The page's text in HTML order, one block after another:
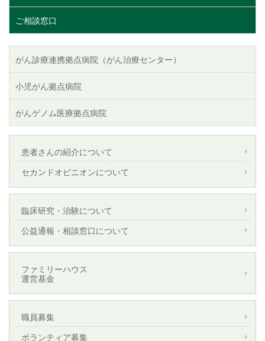
ご相談窓口
がん診療連携拠点病院（がん治療センター）
小児がん拠点病院
がんゲノム医療拠点病院
患者さんの紹介について
セカンドオピニオンについて
臨床研究・治験について
公益通報・相談窓口について
ファミリーハウス
運営基金
職員募集
ボランティア募集